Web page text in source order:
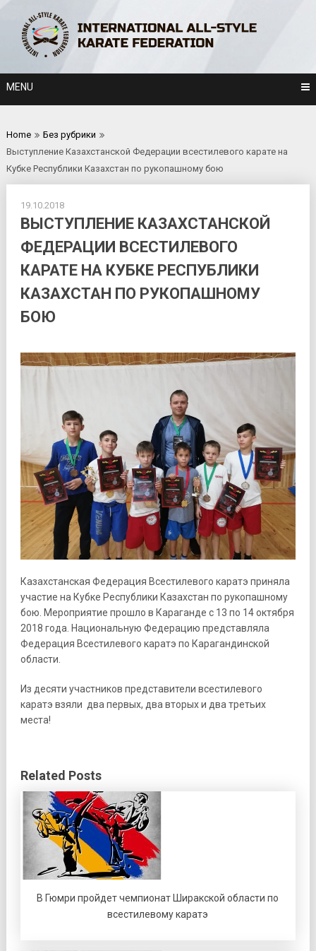
content
MENU
Home
Без рубрики
Выступление Казахстанской Федерации всестилевого карате на
Кубке Республики Казахстан по рукопашному бою
19.10.2018
ВЫСТУПЛЕНИЕ КАЗАХСТАНСКОЙ
ФЕДЕРАЦИИ ВСЕСТИЛЕВОГО
КАРАТЕ НА КУБКЕ РЕСПУБЛИКИ
КАЗАХСТАН ПО РУКОПАШНОМУ
БОЮ
Казахстанская Федерация Всестилевого каратэ приняла
участие на Кубке Республики Казахстан по рукопашному
бою. Мероприятие прошло в Караганде с 13 по 14 октября
2018 года. Национальную Федерацию представляла
Федерация Всестилевого каратэ по Карагандинской
области.
Из десяти участников представители всестилевого
каратэ взяли два первых, два вторых и два третьих
места!
Related Posts
В Гюмри пройдет чемпионат Ширакской области по
всестилевому каратэ